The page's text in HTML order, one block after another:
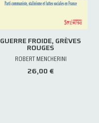
GUERRE FROIDE, GRÈVES
ROUGES
ROBERT MENCHERINI
26,00 €